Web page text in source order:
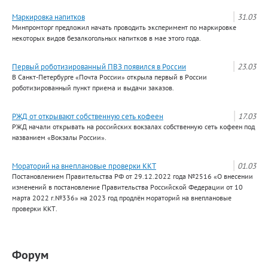
31.03
Маркировка напитков
Минпромторг предложил начать проводить эксперимент по маркировке
некоторых видов безалкогольных напитков в мае этого года.
23.03
Первый роботизированный ПВЗ появился в России
В Санкт-Петербурге «Почта России» открыла первый в России
роботизированный пункт приема и выдачи заказов.
17.03
РЖД от открывают собственную сеть кофеен
РЖД начали открывать на российских вокзалах собственную сеть кофеен под
названием «Вокзалы России».
01.03
Мораторий на внеплановые проверки ККТ
Постановлением Правительства РФ от 29.12.2022 года №2516 «О внесении
изменений в постановление Правительства Российской Федерации от 10
марта 2022 г.№336» на 2023 год продлён мораторий на внеплановые
проверки ККТ.
Форум